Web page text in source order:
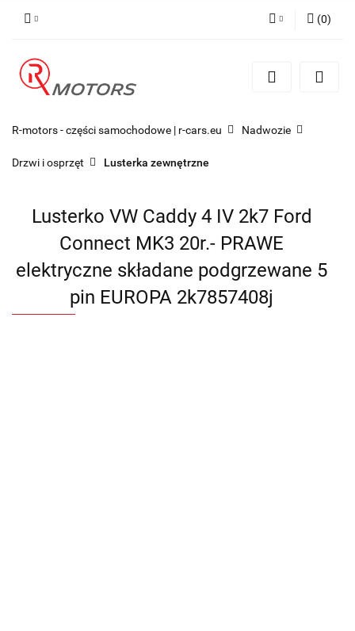
Zarejestruj się
(0)
R-motors - części samochodowe | r-cars.eu Nadwozie
Drzwi i osprzęt Lusterka zewnętrzne
Lusterko VW Caddy 4 IV 2k7 Ford
Connect MK3 20r.- PRAWE
elektryczne składane podgrzewane 5
pin EUROPA 2k7857408j